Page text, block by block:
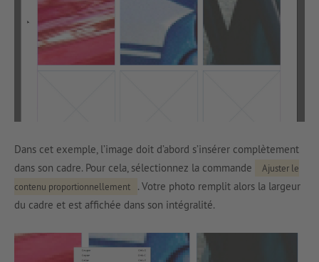
Dans cet exemple, l’image doit d’abord s’insérer complètement
dans son cadre. Pour cela, sélectionnez la commande
Ajuster le
contenu proportionnellement
. Votre photo remplit alors la largeur
du cadre et est affichée dans son intégralité.